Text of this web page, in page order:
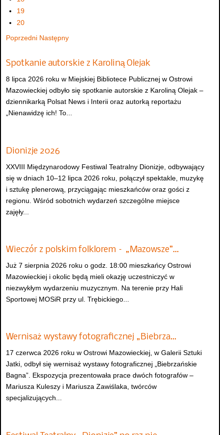
19
20
Poprzedni Następny
Spotkanie autorskie z Karoliną Olejak
8 lipca 2026 roku w Miejskiej Bibliotece Publicznej w Ostrowi
Mazowieckiej odbyło się spotkanie autorskie z Karoliną Olejak –
dziennikarką Polsat News i Interii oraz autorką reportażu
„Nienawidzę ich! To...
Dionizje 2026
XXVIII Międzynarodowy Festiwal Teatralny Dionizje, odbywający
się w dniach 10–12 lipca 2026 roku, połączył spektakle, muzykę
i sztukę plenerową, przyciągając mieszkańców oraz gości z
regionu. Wśród sobotnich wydarzeń szczególne miejsce
zajęły...
Wieczór z polskim folklorem – „Mazowsze”…
Już 7 sierpnia 2026 roku o godz. 18:00 mieszkańcy Ostrowi
Mazowieckiej i okolic będą mieli okazję uczestniczyć w
niezwykłym wydarzeniu muzycznym. Na terenie przy Hali
Sportowej MOSiR przy ul. Trębickiego...
Wernisaż wystawy fotograficznej „Biebrza…
17 czerwca 2026 roku w Ostrowi Mazowieckiej, w Galerii Sztuki
Jatki, odbył się wernisaż wystawy fotograficznej „Biebrzańskie
Bagna”. Ekspozycja prezentowała prace dwóch fotografów –
Mariusza Kuleszy i Mariusza Zawiślaka, twórców
specjalizujących...